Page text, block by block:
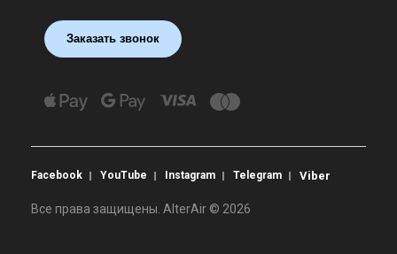
Заказать звонок
Facebook YouTube Instagram Telegram Viber
Все права защищены. AlterAir © 2026